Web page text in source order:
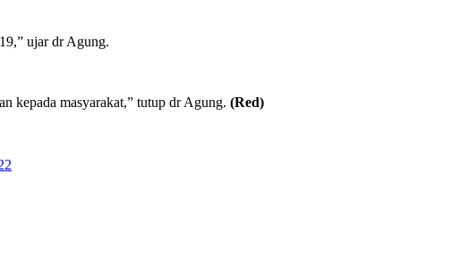
ujar dr Agung.
kepada masyarakat,” tutup dr Agung. (Red)